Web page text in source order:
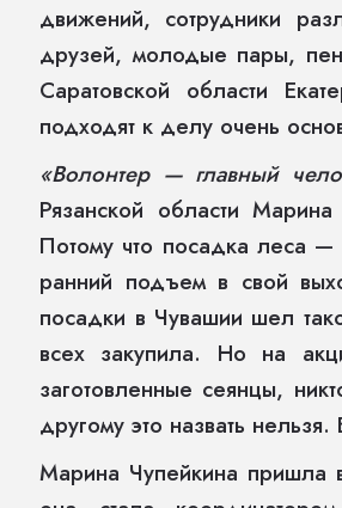
движений, сотрудники
друзей, молодые пары,
Саратовской области
подходят к делу очень
«Волонтер — главный
Рязанской области
Потому что посадка леса —
ранний подъем в свой
посадки в Чувашии шел
всех закупила. Но на
заготовленные сеянцы,
другому это назвать
Марина Чупейкина пришла